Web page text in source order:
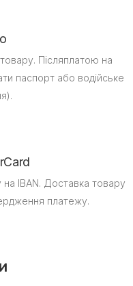
Післяплатою на
паспорт або водійське
IBAN. Доставка товару
платежу.